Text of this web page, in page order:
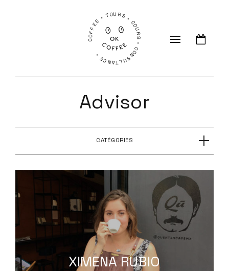
COFFEE • TOURS • COURS • CONSULTANCE •
Advisor
CATÉGORIES
XIMENA RUBIO